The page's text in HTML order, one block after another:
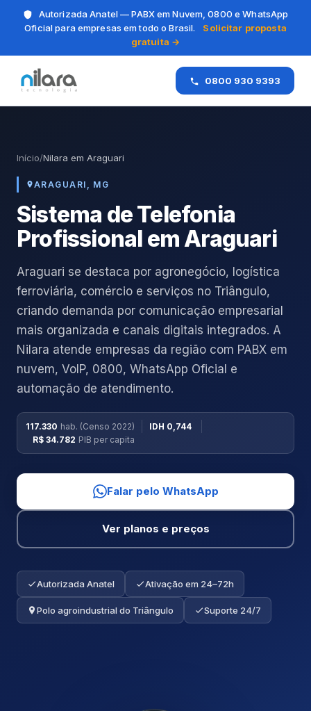
Autorizada Anatel — PABX em Nuvem, 0800 e WhatsApp
Oficial para empresas em todo o Brasil.
Solicitar proposta
gratuita →
0800 930 9393
Início/Nilara em Araguari
ARAGUARI, MG
Sistema de Telefonia
Profissional em Araguari
Araguari se destaca por agronegócio, logística
ferroviária, comércio e serviços no Triângulo,
criando demanda por comunicação empresarial
mais organizada e canais digitais integrados. A
Nilara atende empresas da região com PABX em
nuvem, VoIP, 0800, WhatsApp Oficial e
automação de atendimento.
117.330 hab. (Censo 2022)
IDH 0,744
R$ 34.782 PIB per capita
Falar pelo WhatsApp
Ver planos e preços
Autorizada Anatel Ativação em 24–72h
Polo agroindustrial do Triângulo Suporte 24/7